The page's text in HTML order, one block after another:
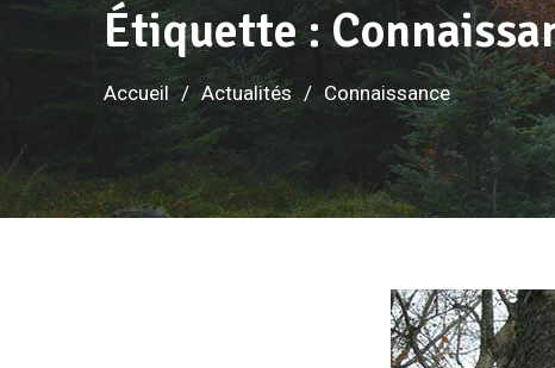
Étiquette :
Accueil Actualités Connaissance